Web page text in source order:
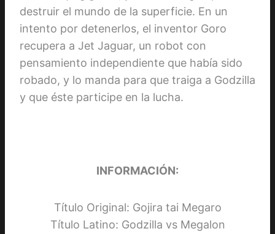
destruir el mundo de la superficie. En un
intento por detenerlos, el inventor Goro
recupera a Jet Jaguar, un robot con
pensamiento independiente que había sido
robado, y lo manda para que traiga a Godzilla
y que éste participe en la lucha.
INFORMACIÓN:
Título Original: Gojira tai Megaro
Título Latino: Godzilla vs Megalon